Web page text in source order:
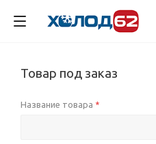
Товар под заказ
Название товара *